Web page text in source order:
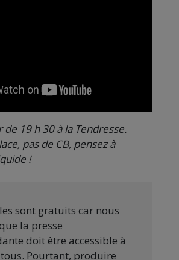
de 19 h 30 à la Tendresse.
pas de CB, pensez à
!
sont gratuits car nous
la presse
doit être accessible à
Pourtant, produire